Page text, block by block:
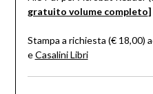
gratuito volume completo]
Stampa a richiesta (€ 18,00)
eCasalini Libri